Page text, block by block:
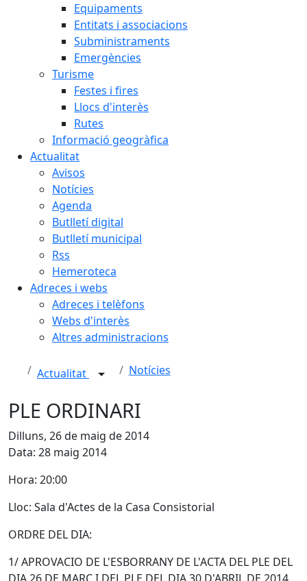
Equipaments
Entitats i associacions
Subministraments
Emergències
Turisme
Festes i fires
Llocs d'interès
Rutes
Informació geogràfica
Actualitat
Avisos
Notícies
Agenda
Butlletí digital
Butlletí municipal
Rss
Hemeroteca
Adreces i webs
Adreces i telèfons
Webs d'interès
Altres administracions
Actualitat Notícies
PLE ORDINARI
Dilluns, 26 de maig de 2014
Data: 28 maig 2014
Hora: 20:00
Lloc: Sala d'Actes de la Casa Consistorial
ORDRE DEL DIA:
1/ APROVACIO DE L'ESBORRANY DE L'ACTA DEL PLE DEL